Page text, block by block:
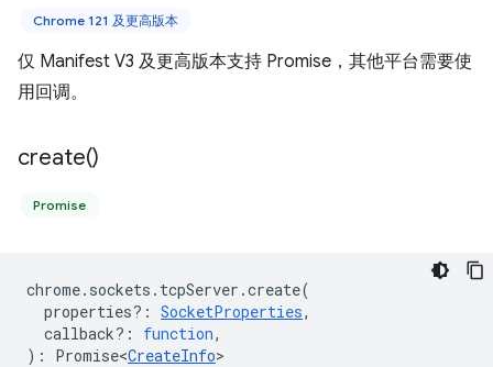
Chrome 121 及更高版本
仅 Manifest V3 及更高版本支持 Promise，其他平台需要使
用回调。
create()
Promise
chrome. sockets . tcpServer .create(
properties? : SocketProperties,
callback? : function,
) : Promise<CreateInfo>